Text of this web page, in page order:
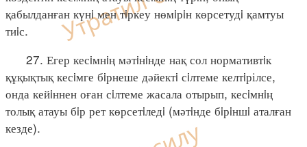
қабылданған күнi мен тiркеу нөмiрiн көрсетудi қамтуы
тиiс.
27. Егер кесiмнiң мәтiнiнде нақ сол нормативтiк
құқықтық кесiмге бiрнеше дәйектi сiлтеме келтiрілсе,
онда кейiннен оған сiлтеме жасала отырып, кесiмнiң
толық атауы бiр рет көрсетiледi (мәтiнде бiрiншi аталған
кезде).